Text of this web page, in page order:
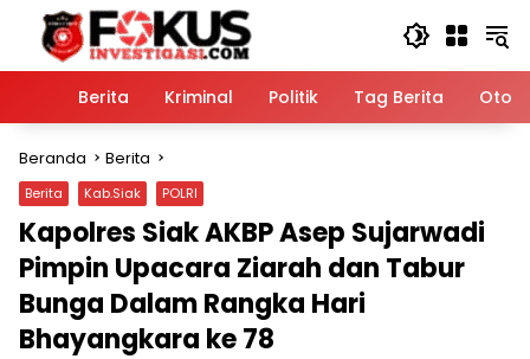
Langsung
konten
HomeBerita Kriminal Politik Tag Berita
Beranda Berita
Berita Kab.Siak POLRI
Kapolres Siak AKBP Asep Sujarwadi
Pimpin Upacara Ziarah dan Tabur
Bunga Dalam Rangka Hari
Bhayangkara ke 78